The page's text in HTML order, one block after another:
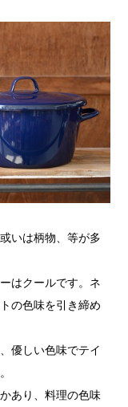
いは柄物、等が多
はクールです。ネ
の色味を引き締め
優しい色味でテイ
あり、料理の色味